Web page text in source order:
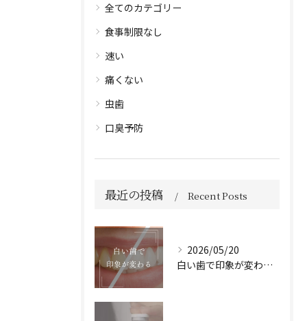
全てのカテゴリー
食事制限なし
速い
痛くない
虫歯
口臭予防
最近の投稿 Recent Posts
2026/05/20
白い歯で印象が変わる🦷✨️